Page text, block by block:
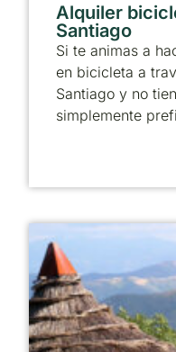
Alquiler
Santiago
Si te animas a
en bicicleta a
Santiago y no
simplemente